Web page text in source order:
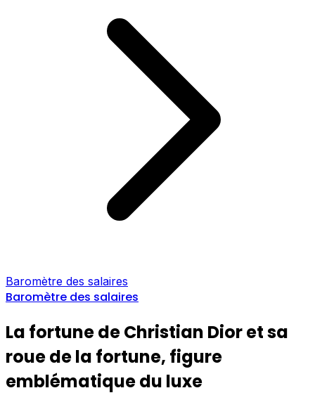
Baromètre des salaires
Baromètre des salaires
La fortune de Christian Dior et sa
roue de la fortune, figure
emblématique du luxe